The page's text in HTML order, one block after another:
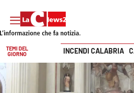
Vai
TEMI DEL
GIORNO
INCENDI CALABRIA